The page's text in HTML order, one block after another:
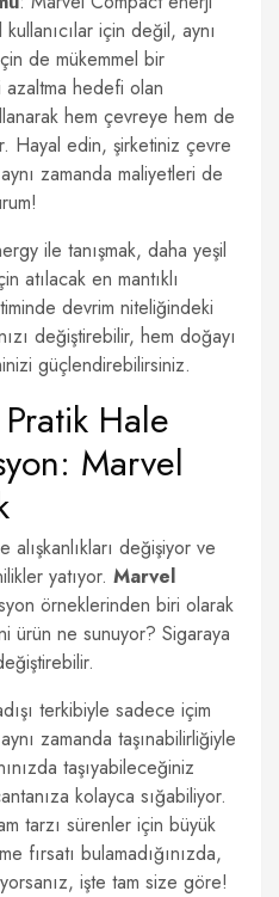
için değil, aynı
de mükemmel bir
hedefi olan
hem çevreye hem de
Hayal edin, şirketiniz çevre
zamanda maliyetleri de
ile tanışmak, daha yeşil
atılacak en mantıklı
devrim niteliğindeki
değiştirebilir, hem doğayı
güçlendirebilirsiniz.
Hale
Marvel
değişiyor ve
yatıyor. Marvel
örneklerinden biri olarak
ürün ne sunuyor? Sigaraya
terkibiyle sadece içim
zamanda taşınabilirliğiyle
taşıyabileceğiniz
kolayca sığabiliyor.
tarzı sürenler için büyük
fırsatı bulamadığınızda,
işte tam size göre!